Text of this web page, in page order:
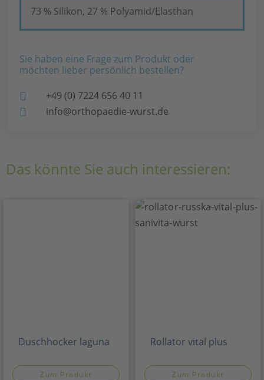
73 % Silikon, 27 % Polyamid/Elasthan
Sie haben eine Frage zum Produkt oder
möchten lieber persönlich bestellen?
+49 (0) 7224 656 40 11
info@orthopaedie-wurst.de
Das könnte Sie auch interessieren:
Duschhocker laguna
Zum Produkt
Rollator vital plus
Zum Produkt